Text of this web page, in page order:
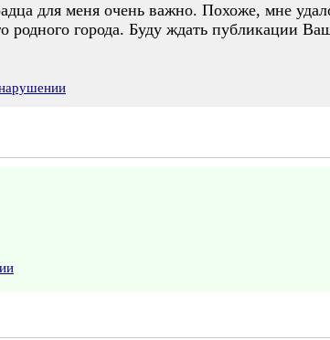
для меня очень важно. Похоже, мне
родного города. Буду ждать публикации